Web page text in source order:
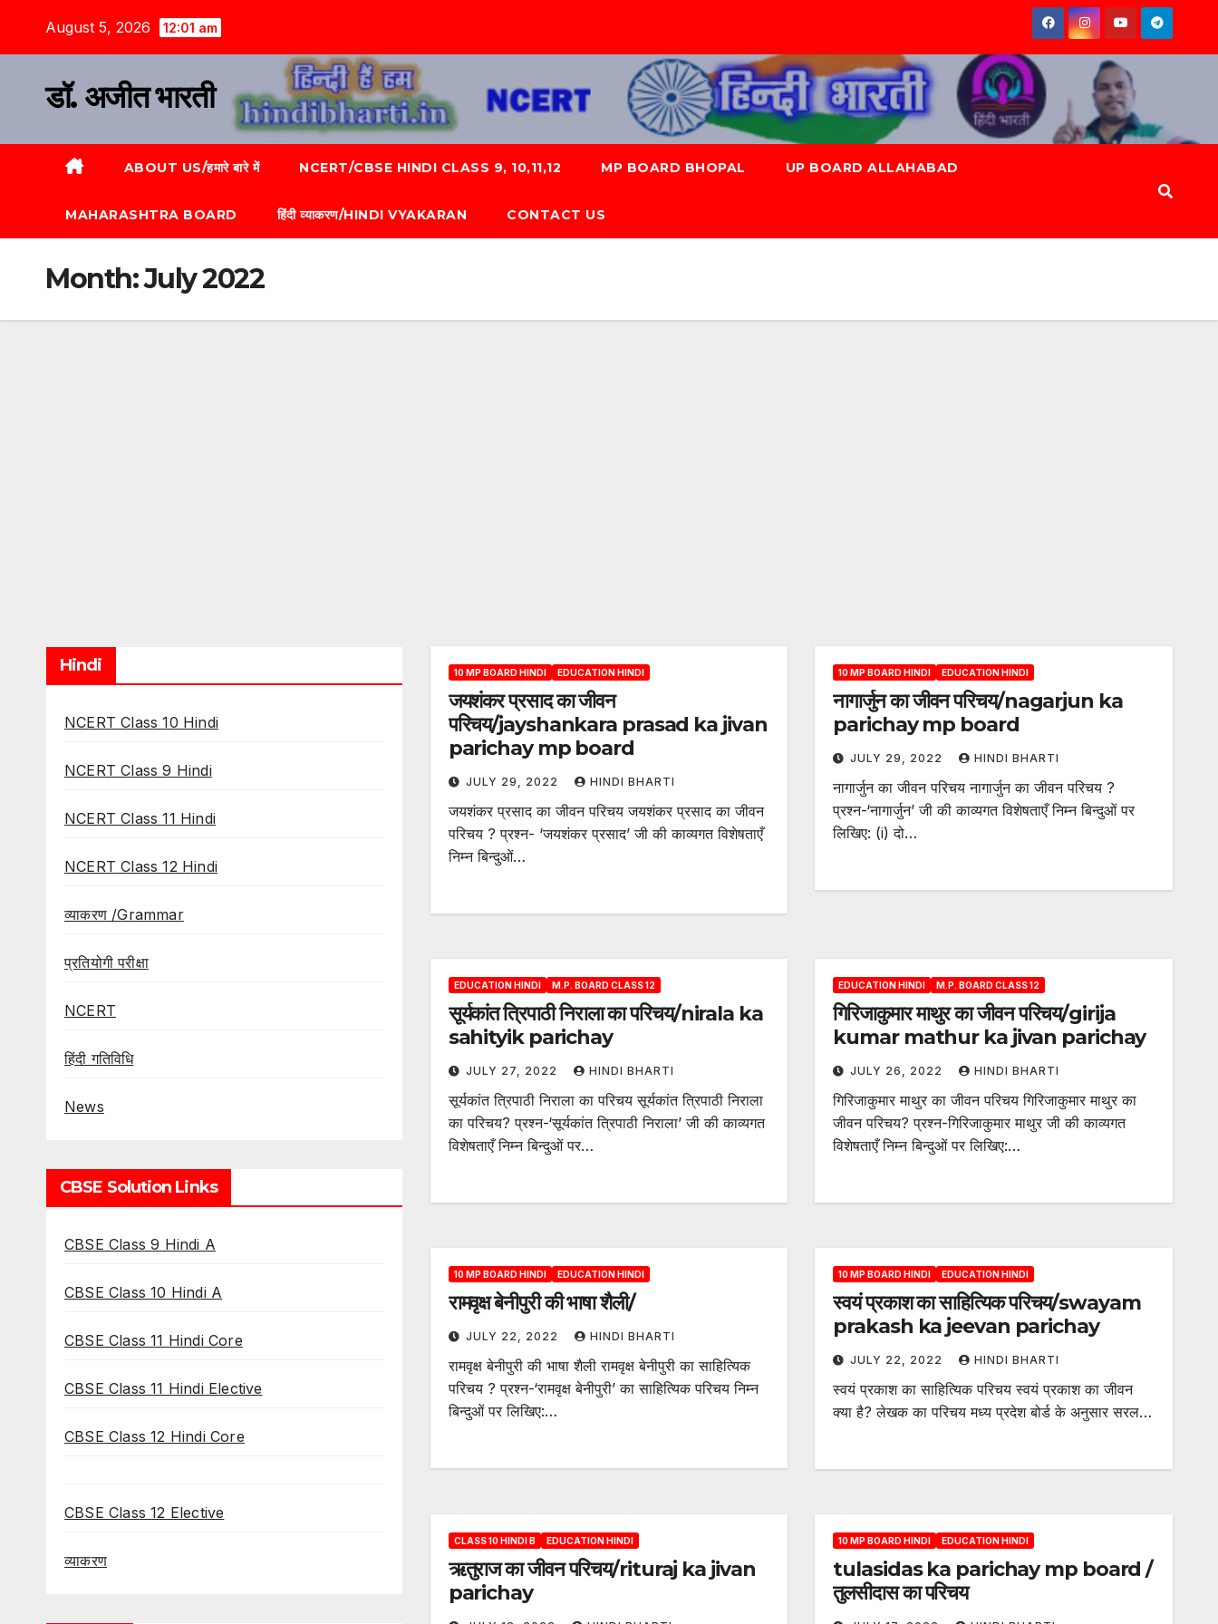
August 5, 2026 12:01 am
डॉ. अजीत भारती
ABOUT US/हमारे बारे में NCERT/CBSE HINDI CLASS 9, 10,11,12 MP BOARD BHOPAL UP BOARD ALLAHABAD
MAHARASHTRA BOARD हिंदी व्याकरण/HINDI VYAKARAN CONTACT US
Month:July 2022
Hindi
NCERT Class 10 Hindi
NCERT Class 9 Hindi
NCERT Class 11 Hindi
NCERT Class 12 Hindi
व्याकरण /Grammar
प्रतियोगी परीक्षा
NCERT
हिंदी गतिविधि
News
CBSE Solution Links
CBSE Class 9 Hindi A
CBSE Class 10 Hindi A
CBSE Class 11 Hindi Core
CBSE Class 11 Hindi Elective
CBSE Class 12 Hindi Core
CBSE Class 12 Elective
व्याकरण
10 MP BOARD HINDI EDUCATION HINDI
जयशंकर प्रसाद का जीवन
परिचय/jayshankara prasad ka jivan
parichay mp board
JULY 29, 2022 HINDI BHARTI
जयशंकर प्रसाद का जीवन परिचय जयशंकर प्रसाद का जीवन
परिचय ? प्रश्न- ‘जयशंकर प्रसाद’ जी की काव्यगत विशेषताएँ
निम्न बिन्दुओं…
10 MP BOARD HINDI EDUCATION HINDI
नागार्जुन का जीवन परिचय/nagarjun ka
parichay mp board
JULY 29, 2022 HINDI BHARTI
नागार्जुन का जीवन परिचय नागार्जुन का जीवन परिचय ?
प्रश्न-‘नागार्जुन’ जी की काव्यगत विशेषताएँ निम्न बिन्दुओं पर
लिखिए: (i) दो…
EDUCATION HINDI M.P. BOARD CLASS 12
सूर्यकांत त्रिपाठी निराला का परिचय/nirala ka
sahityik parichay
JULY 27, 2022 HINDI BHARTI
सूर्यकांत त्रिपाठी निराला का परिचय सूर्यकांत त्रिपाठी निराला
का परिचय? प्रश्न-‘सूर्यकांत त्रिपाठी निराला’ जी की काव्यगत
विशेषताएँ निम्न बिन्दुओं पर…
EDUCATION HINDI M.P. BOARD CLASS 12
गिरिजाकुमार माथुर का जीवन परिचय/girija
kumar mathur ka jivan parichay
JULY 26, 2022 HINDI BHARTI
गिरिजाकुमार माथुर का जीवन परिचय गिरिजाकुमार माथुर का
जीवन परिचय? प्रश्न-गिरिजाकुमार माथुर जी की काव्यगत
विशेषताएँ निम्न बिन्दुओं पर लिखिए:…
10 MP BOARD HINDI EDUCATION HINDI
रामवृक्ष बेनीपुरी की भाषा शैली/
JULY 22, 2022 HINDI BHARTI
रामवृक्ष बेनीपुरी की भाषा शैली रामवृक्ष बेनीपुरी का साहित्यिक
परिचय ? प्रश्न-‘रामवृक्ष बेनीपुरी’ का साहित्यिक परिचय निम्न
बिन्दुओं पर लिखिए:…
10 MP BOARD HINDI EDUCATION HINDI
स्वयं प्रकाश का साहित्यिक परिचय/swayam
prakash ka jeevan parichay
JULY 22, 2022 HINDI BHARTI
स्वयं प्रकाश का साहित्यिक परिचय स्वयं प्रकाश का जीवन
क्या है? लेखक का परिचय मध्य प्रदेश बोर्ड के अनुसार सरल…
CLASS 10 HINDI B EDUCATION HINDI
ऋतुराज का जीवन परिचय/rituraj ka jivan
parichay
10 MP BOARD HINDI EDUCATION HINDI
tulasidas ka parichay mp board /
तुलसीदास का परिचय